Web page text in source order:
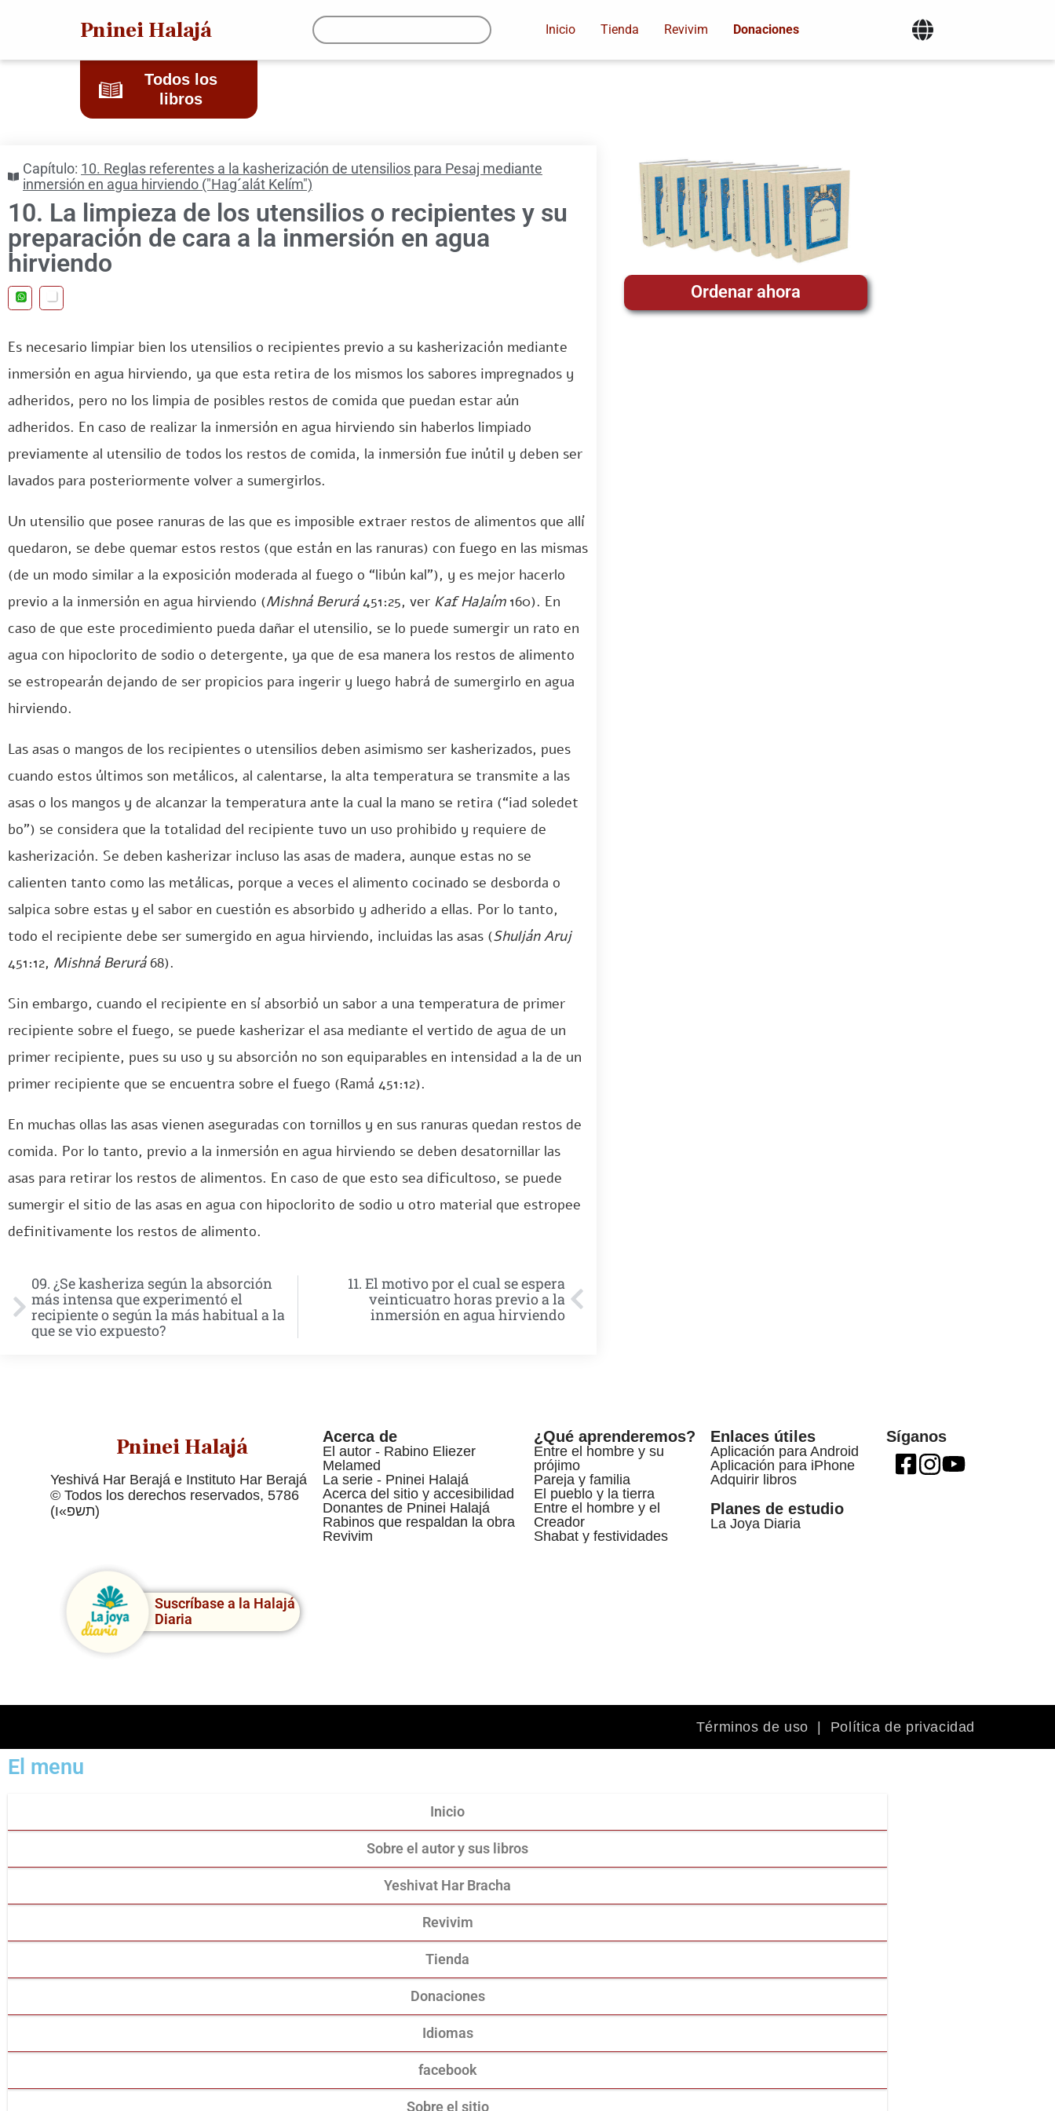
Pninei Halajá Inicio Tienda Revivim Donaciones
Todos los
libros
Capítulo: 10. Reglas referentes a la kasherización de utensilios para Pesaj mediante
inmersión en agua hirviendo ("Hag´alát Kelím")
10. La limpieza de los utensilios o recipientes y su
preparación de cara a la inmersión en agua
hirviendo
Es necesario limpiar bien los utensilios o recipientes previo a su kasherización mediante
inmersión en agua hirviendo, ya que esta retira de los mismos los sabores impregnados y
adheridos, pero no los limpia de posibles restos de comida que puedan estar aún
adheridos. En caso de realizar la inmersión en agua hirviendo sin haberlos limpiado
previamente al utensilio de todos los restos de comida, la inmersión fue inútil y deben ser
lavados para posteriormente volver a sumergirlos.
Un utensilio que posee ranuras de las que es imposible extraer restos de alimentos que allí
quedaron, se debe quemar estos restos (que están en las ranuras) con fuego en las mismas
(de un modo similar a la exposición moderada al fuego o “libún kal”), y es mejor hacerlo
previo a la inmersión en agua hirviendo (Mishná Berurá451:25, ver Kaf HaJaím160). En
caso de que este procedimiento pueda dañar el utensilio, se lo puede sumergir un rato en
agua con hipoclorito de sodio o detergente, ya que de esa manera los restos de alimento
se estropearán dejando de ser propicios para ingerir y luego habrá de sumergirlo en agua
hirviendo.
Las asas o mangos de los recipientes o utensilios deben asimismo ser kasherizados, pues
cuando estos últimos son metálicos, al calentarse, la alta temperatura se transmite a las
asas o los mangos y de alcanzar la temperatura ante la cual la mano se retira (“iad soledet
bo”) se considera que la totalidad del recipiente tuvo un uso prohibido y requiere de
kasherización. Se deben kasherizar incluso las asas de madera, aunque estas no se
calienten tanto como las metálicas, porque a veces el alimento cocinado se desborda o
salpica sobre estas y el sabor en cuestión es absorbido y adherido a ellas. Por lo tanto,
todo el recipiente debe ser sumergido en agua hirviendo, incluidas las asas (Shulján Aruj
451:12, Mishná Berurá68).
Sin embargo, cuando el recipiente en sí absorbió un sabor a una temperatura de primer
recipiente sobre el fuego, se puede kasherizar el asa mediante el vertido de agua de un
primer recipiente, pues su uso y su absorción no son equiparables en intensidad a la de un
primer recipiente que se encuentra sobre el fuego (Ramá 451:12).
En muchas ollas las asas vienen aseguradas con tornillos y en sus ranuras quedan restos de
comida. Por lo tanto, previo a la inmersión en agua hirviendo se deben desatornillar las
asas para retirar los restos de alimentos. En caso de que esto sea dificultoso, se puede
sumergir el sitio de las asas en agua con hipoclorito de sodio u otro material que estropee
definitivamente los restos de alimento.
09. ¿Se kasheriza según la absorción
más intensa que experimentó el
recipiente o según la más habitual a la
que se vio expuesto?
11. El motivo por el cual se espera
veinticuatro horas previo a la
inmersión en agua hirviendo
Ordenar ahora
Pninei Halajá
Yeshivá Har Berajá e Instituto Har Berajá
© Todos los derechos reservados, 5786
(תשפ»ו)
Suscríbase a la Halajá
Diaria
Acerca de
El autor - Rabino Eliezer
Melamed
La serie - Pninei Halajá
Acerca del sitio y accesibilidad
Donantes de Pninei Halajá
Rabinos que respaldan la obra
Revivim
¿Qué aprenderemos?
Entre el hombre y su
prójimo
Pareja y familia
El pueblo y la tierra
Entre el hombre y el
Creador
Shabat y festividades
Enlaces útiles
Aplicación para Android
Aplicación para iPhone
Adquirir libros
Planes de estudio
La Joya Diaria
Síganos
Términos de uso | Política de privacidad
El menu
Inicio
Sobre el autor y sus libros
Yeshivat Har Bracha
Revivim
Tienda
Donaciones
Idiomas
facebook
Sobre el sitio